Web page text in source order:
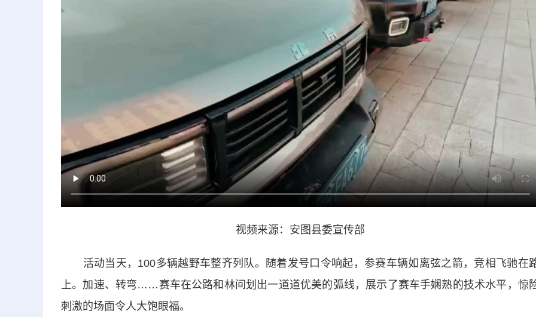
视频来源：安图县委宣传部
活动当天，100多辆越野车整齐列队。随着发号口令响起，参赛车辆如离弦之箭，竞相飞驰在
上。加速、转弯……赛车在公路和林间划出一道道优美的弧线，展示了赛车手娴熟的技术水平，惊
刺激的场面令人大饱眼福。